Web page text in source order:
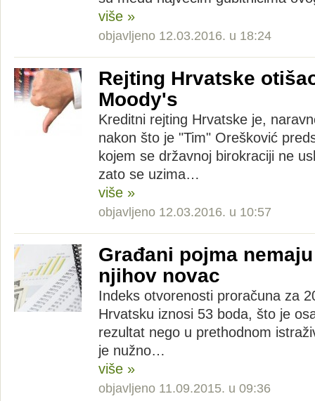
više »
objavljeno 12.03.2016. u 18:24
Rejting Hrvatske
Moody's
Kreditni rejting Hrvatske je,
nakon što je "Tim" Orešković
kojem se državnoj birokraciji ne
zato se uzima…
više »
objavljeno 12.03.2016. u 10:57
Građani pojma
njihov novac
Indeks otvorenosti proračuna za
Hrvatsku iznosi 53 boda, što je
rezultat nego u prethodnom
je nužno…
više »
objavljeno 11.09.2015. u 09:36